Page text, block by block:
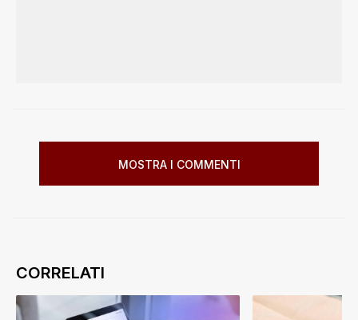
MOSTRA I COMMENTI